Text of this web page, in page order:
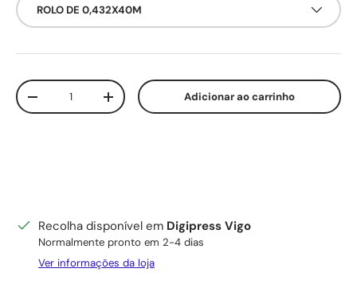
ROLO DE 0,432X40M
Qtd.
Diminuir quantidadeAumente a quantidadeAdicionar ao carrinho
Recolha disponível em Digipress Vigo
Normalmente pronto em 2-4 dias
Ver informações da loja